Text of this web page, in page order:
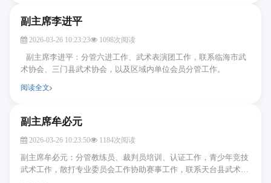
副主席李进平
2026-03-26 10:23:23 1098次阅读
副主席李进平：分管六进工作、武术表演团工作，联系临海市武
术协会、三门县武术协会，以及区域内单位会员分管工作。
阅读全文
副主席牟必元
2026-03-26 10:23:50 1184次阅读
副主席牟必元：分管教练员、裁判员培训、认证工作，青少年竞技
武术工作，散打专业委员会工作协助赛事工作，联系天台县武术协